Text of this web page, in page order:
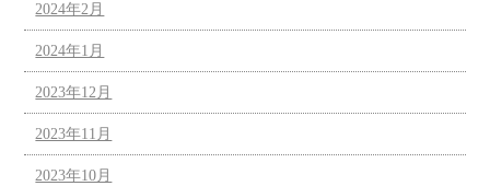
2024年2月
2024年1月
2023年12月
2023年11月
2023年10月